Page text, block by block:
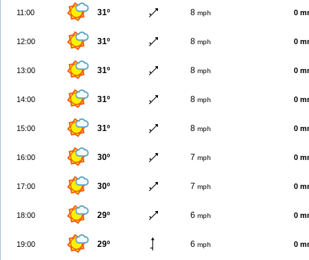
11:00 31º 8 mph 0
12:00 31º 8 mph 0
13:00 31º 8 mph 0
14:00 31º 8 mph 0
15:00 31º 8 mph 0
16:00 30º 7 mph 0
17:00 30º 7 mph 0
18:00 29º 6 mph 0
19:00 29º 6 mph 0